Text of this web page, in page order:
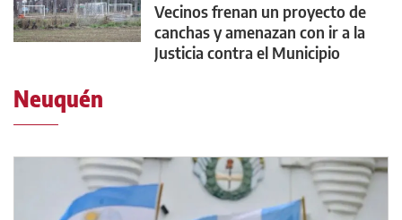
Vecinos frenan un proyecto de
canchas y amenazan con ir a la
Justicia contra el Municipio
Neuquén